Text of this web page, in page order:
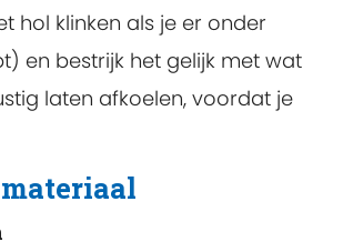
hol klinken als je er onder
en bestrijk het gelijk met wat
laten afkoelen, voordat je